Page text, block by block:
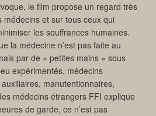
le film propose un regard très
et sur tous ceux qui
les souffrances humaines.
la médecine n’est pas faite au
par de « petites mains » sous
expérimentés, médecins
manutentionnaires,
médecins étrangers FFI explique
de garde, ce n’est pas